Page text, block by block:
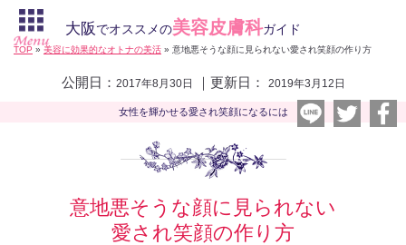
大阪でオススメの美容皮膚科ガイド
TOP » 美容に効果的なオトナの美活 » 意地悪そうな顔に見られない愛され笑顔の作り方
公開日： 2017年8月30日 ｜更新日： 2019年3月12日
女性を輝かせる愛され笑顔になるには
意地悪そうな顔に見られない
愛され笑顔の作り方